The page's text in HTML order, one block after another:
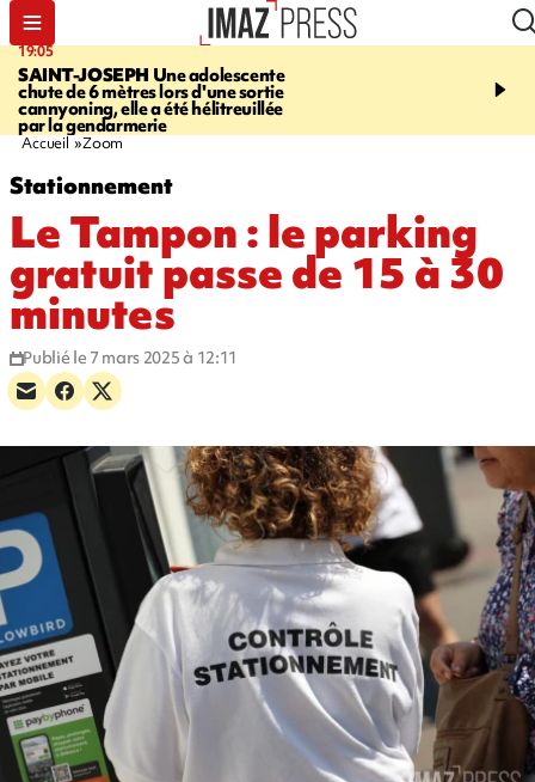
19:05
SAINT-JOSEPH Une adolescente
chute de 6 mètres lors d'une sortie
cannyoning, elle a été hélitreuillée
par la gendarmerie
20:44
rouée de coups,
Accueil Zoom
Stationnement
Le Tampon : le parking
gratuit passe de 15 à 30
minutes
Publié le 7 mars 2025 à 12:11